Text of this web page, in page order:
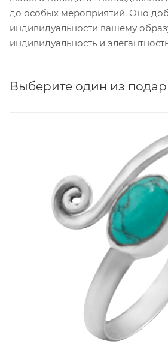
до особых мероприятий. Оно
индивидуальности вашему
индивидуальность и
Выберите один из